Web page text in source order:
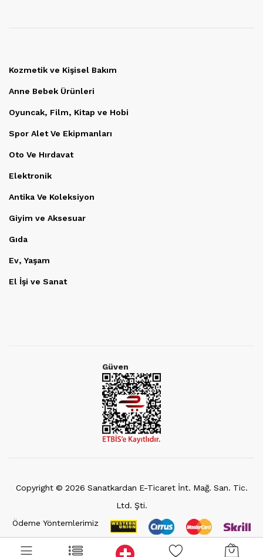
Kozmetik ve Kişisel Bakım
Anne Bebek Ürünleri
Oyuncak, Film, Kitap ve Hobi
Spor Alet Ve Ekipmanları
Oto Ve Hırdavat
Elektronik
Antika Ve Koleksiyon
Giyim ve Aksesuar
Gıda
Ev, Yaşam
El İşi ve Sanat
Güven
Copyright © 2026 Sanatkardan E-Ticaret İnt. Mağ. San. Tic.
Ltd. Şti.
Ödeme Yöntemlerimiz